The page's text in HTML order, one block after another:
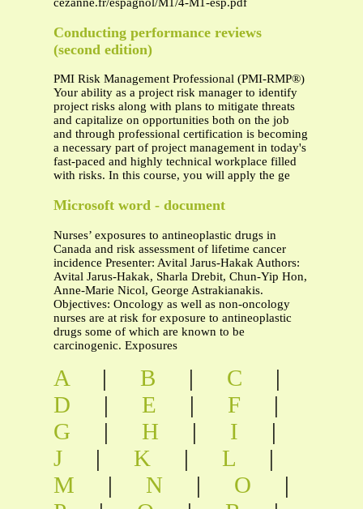
cezanne.fr/espagnol/M1/4-M1-esp.pdf
Conducting performance reviews
(second edition)
PMI Risk Management Professional (PMI-RMP®)
Your ability as a project risk manager to identify
project risks along with plans to mitigate threats
and capitalize on opportunities both on the job
and through professional certification is becoming
a necessary part of project management in today's
fast-paced and highly technical workplace filled
with risks. In this course, you will apply the ge
Microsoft word - document
Nurses’ exposures to antineoplastic drugs in
Canada and risk assessment of lifetime cancer
incidence Presenter: Avital Jarus-Hakak Authors:
Avital Jarus-Hakak, Sharla Drebit, Chun-Yip Hon,
Anne-Marie Nicol, George Astrakianakis.
Objectives: Oncology as well as non-oncology
nurses are at risk for exposure to antineoplastic
drugs some of which are known to be
carcinogenic. Exposures
A | B | C
|
D
| E | F
|
G
| H | I
|
J
| K | L
|
M
| N | O
|